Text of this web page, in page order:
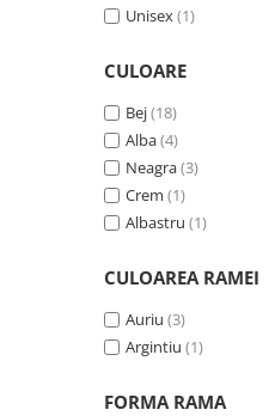
Unisex(1)
CULOARE
Bej(18)
Alba(4)
Neagra(3)
Crem (1)
Albastru (1)
CULOAREA RAMEI
Auriu (3)
Argintiu (1)
FORMA RAMA